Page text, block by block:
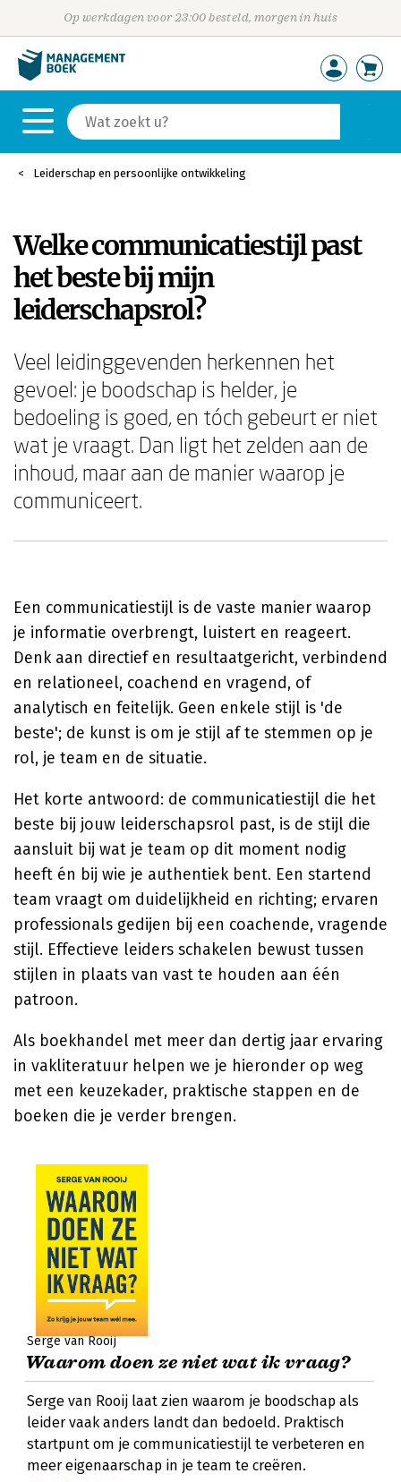
Op werkdagen voor 23:00 besteld, morgen in huis
Leiderschap en persoonlijke ontwikkeling
Welke communicatiestijl past
het beste bij mijn
leiderschapsrol?
Veel leidinggevenden herkennen het
gevoel: je boodschap is helder, je
bedoeling is goed, en tóch gebeurt er niet
wat je vraagt. Dan ligt het zelden aan de
inhoud, maar aan de manier waarop je
communiceert.
Een communicatiestijl is de vaste manier waarop
je informatie overbrengt, luistert en reageert.
Denk aan directief en resultaatgericht, verbindend
en relationeel, coachend en vragend, of
analytisch en feitelijk. Geen enkele stijl is 'de
beste'; de kunst is om je stijl af te stemmen op je
rol, je team en de situatie.
Het korte antwoord: de communicatiestijl die het
beste bij jouw leiderschapsrol past, is de stijl die
aansluit bij wat je team op dit moment nodig
heeft én bij wie je authentiek bent. Een startend
team vraagt om duidelijkheid en richting; ervaren
professionals gedijen bij een coachende, vragende
stijl. Effectieve leiders schakelen bewust tussen
stijlen in plaats van vast te houden aan één
patroon.
Als boekhandel met meer dan dertig jaar ervaring
in vakliteratuur helpen we je hieronder op weg
met een keuzekader, praktische stappen en de
boeken die je verder brengen.
Serge van Rooij
Waarom doen ze niet wat ik vraag?
Serge van Rooij laat zien waarom je boodschap als
leider vaak anders landt dan bedoeld. Praktisch
startpunt om je communicatiestijl te verbeteren en
meer eigenaarschap in je team te creëren.